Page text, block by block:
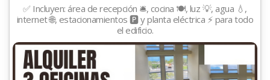
✅ Incluyen: área de recepción 🛎️, cocina 🍽️, luz 💡, agua 💧,
internet 🌐, estacionamientos 🅿️ y planta eléctrica ⚡ para todo
el edificio.